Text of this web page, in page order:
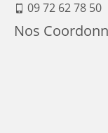
09 72 62 78 50
Nos